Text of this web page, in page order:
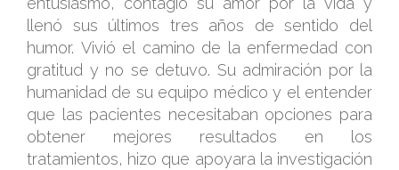
llenó sus últimos tres años de sentido del
humor. Vivió el camino de la enfermedad con
gratitud y no se detuvo. Su admiración por la
humanidad de su equipo médico y el entender
que las pacientes necesitaban opciones para
obtener mejores resultados en los
tratamientos, hizo que apoyara la investigación